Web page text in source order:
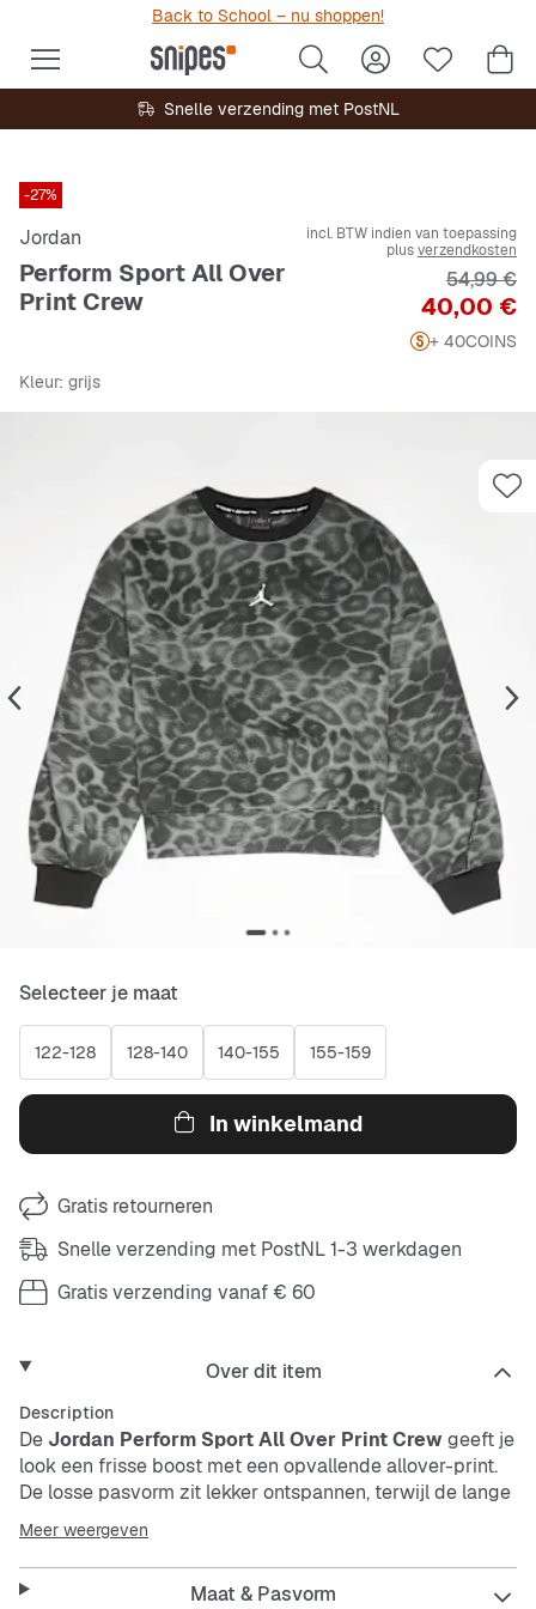
Back to School – nu shoppen!
Snelle verzending met PostNL
-27%
Jordan
Perform Sport All Over
Print Crew
incl. BTW indien van toepassing
plusverzendkosten
Prijs
40,00 €
Originele
54,99 €
+ 40COINS
Kleur: grijs
Selecteer je maat
122-128 128-140 140-155 155-159
In winkelmand
Gratis retourneren
Snelle verzending met PostNL 1-3 werkdagen
Gratis verzending vanaf € 60
Over dit item
Description
De Jordan Perform Sport All Over Print Crew geeft je
look een frisse boost met een opvallende allover-print.
De losse pasvorm zit lekker ontspannen, terwijl de lange
mouwen en het duurzame materiaal zorgen voor
comfort en een lange levensduur.
Meer weergeven
Maat & Pasvorm